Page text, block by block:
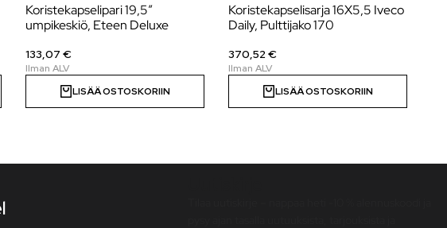
Koristekapselipari 19,5″
umpikeskiö, Eteen Deluxe
133,07 €
LISÄÄ OSTOSKORIIN
Koristekapselisarja 16X5,5 Iveco
Daily, Pulttijako 170
370,52 €
LISÄÄ OSTOSKORIIN